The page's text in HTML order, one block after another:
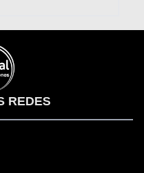
REDES